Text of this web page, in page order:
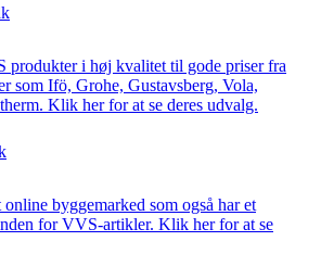
i høj kvalitet til gode priser fra
som Ifö, Grohe, Gustavsberg, Vola,
Klik her for at se deres udvalg.
byggemarked som også har et
for VVS-artikler. Klik her for at se